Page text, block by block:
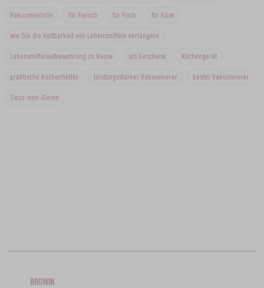
Vakuumierfolie für Fleisch für Fisch für Käse
wie Sie die Haltbarkeit von Lebensmitteln verlängern
Lebensmittelaufbewahrung zu Hause als Geschenk Küchengerät
praktische Küchenhelfer leistungsstarker Vakuumierer bester Vakuumierer
Sous-vide-Garen
BROWIN